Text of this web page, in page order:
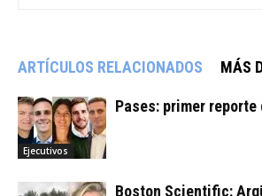
ARTÍCULOS RELACIONADOS MÁS
Ejecutivos
Pases: primer reporte
Boston Scientific: